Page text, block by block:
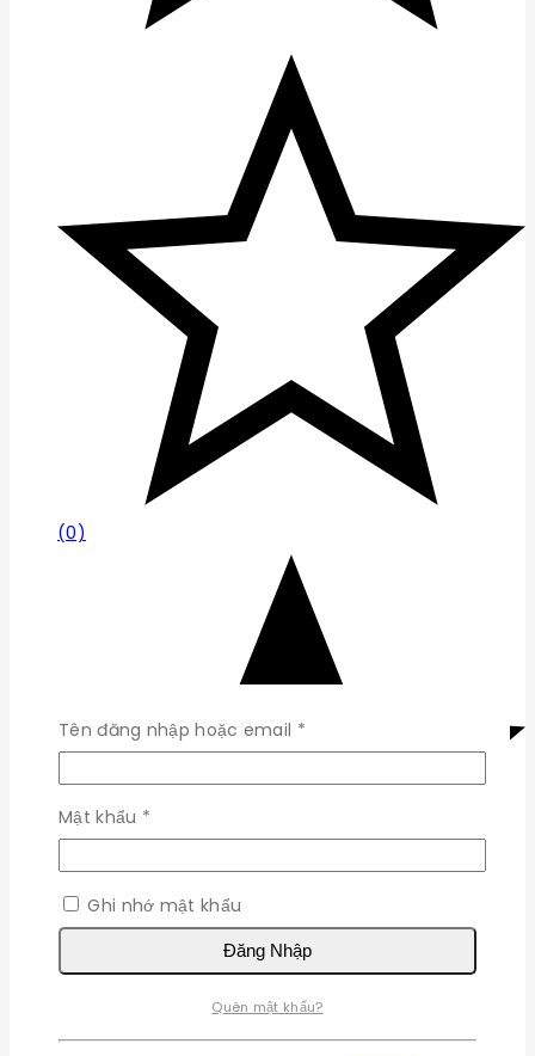
(0)
Tên đăng nhập hoặc email *Bắt
buộc
Mật khẩu *
buộc
Ghi nhớ mật khẩu
Đăng Nhập
Quên mật khẩu?